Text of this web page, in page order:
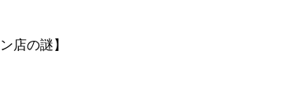
店の謎】